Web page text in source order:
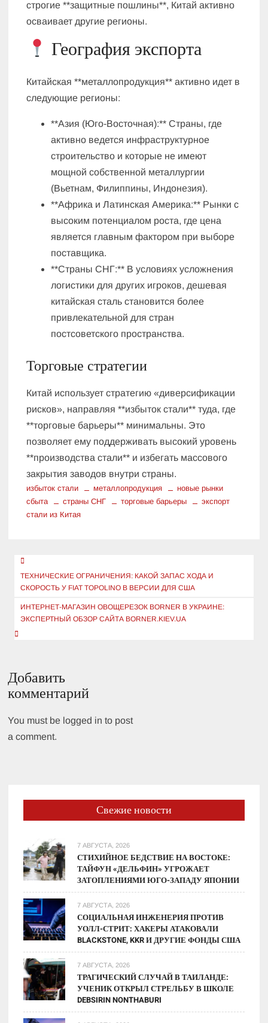
строгие **защитные пошлины**, Китай активно
осваивает другие регионы.
География экспорта
Китайская **металлопродукция** активно идет в
следующие регионы:
**Азия (Юго-Восточная):** Страны, где
активно ведется инфраструктурное
строительство и которые не имеют
мощной собственной металлургии
(Вьетнам, Филиппины, Индонезия).
**Африка и Латинская Америка:** Рынки с
высоким потенциалом роста, где цена
является главным фактором при выборе
поставщика.
**Страны СНГ:** В условиях усложнения
логистики для других игроков, дешевая
китайская сталь становится более
привлекательной для стран
постсоветского пространства.
Торговые стратегии
Китай использует стратегию «диверсификации
рисков», направляя **избыток стали** туда, где
**торговые барьеры** минимальны. Это
позволяет ему поддерживать высокий уровень
**производства стали** и избегать массового
закрытия заводов внутри страны.
избыток стали металлопродукция
новые рынки
сбыта
страны СНГ торговые барьеры
экспорт
стали из Китая
Навигация
по
записям
ТЕХНИЧЕСКИЕ ОГРАНИЧЕНИЯ: КАКОЙ ЗАПАС ХОДА И
СКОРОСТЬ У FIAT TOPOLINO В ВЕРСИИ ДЛЯ США
ИНТЕРНЕТ-МАГАЗИН ОВОЩЕРЕЗОК BORNER В УКРАИНЕ:
ЭКСПЕРТНЫЙ ОБЗОР САЙТА BORNER.KIEV.UA
Добавить
комментарий
You must be logged in to post
a comment.
Свежие новости
7 АВГУСТА, 2026
СТИХИЙНОЕ БЕДСТВИЕ НА ВОСТОКЕ:
ТАЙФУН «ДЕЛЬФИН» УГРОЖАЕТ
ЗАТОПЛЕНИЯМИ ЮГО-ЗАПАДУ ЯПОНИИ
7 АВГУСТА, 2026
СОЦИАЛЬНАЯ ИНЖЕНЕРИЯ ПРОТИВ
УОЛЛ-СТРИТ: ХАКЕРЫ АТАКОВАЛИ
BLACKSTONE, KKR И ДРУГИЕ ФОНДЫ США
7 АВГУСТА, 2026
ТРАГИЧЕСКИЙ СЛУЧАЙ В ТАИЛАНДЕ:
УЧЕНИК ОТКРЫЛ СТРЕЛЬБУ В ШКОЛЕ
DEBSIRIN NONTHABURI